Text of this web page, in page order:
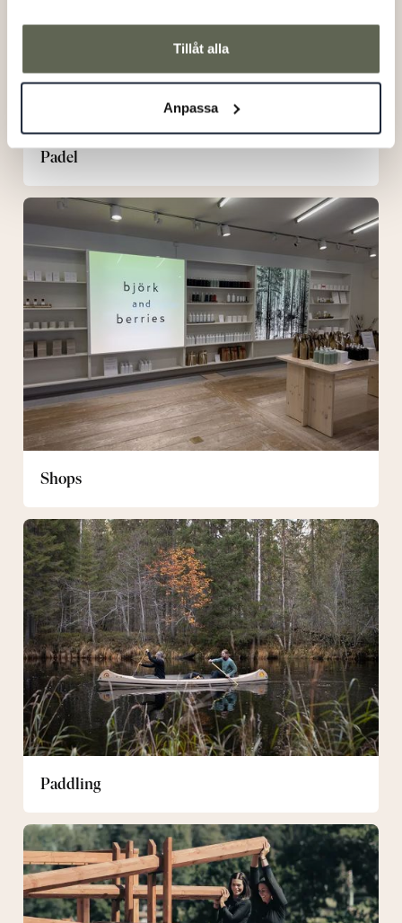
Tillåt alla
Anpassa
Padel
Shops
Shops
Paddling
Paddling
Outdoor
gym